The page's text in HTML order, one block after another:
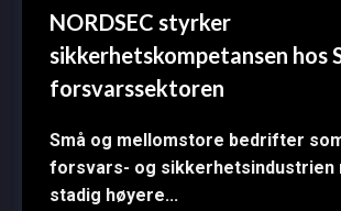
NORDSEC styrker
sikkerhetskompetansen hos
forsvarssektoren
Små og mellomstore bedrifter
forsvars- og sikkerhetsindustrien
stadig høyere...